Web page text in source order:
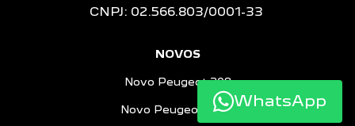
NOVOS
WhatsApp